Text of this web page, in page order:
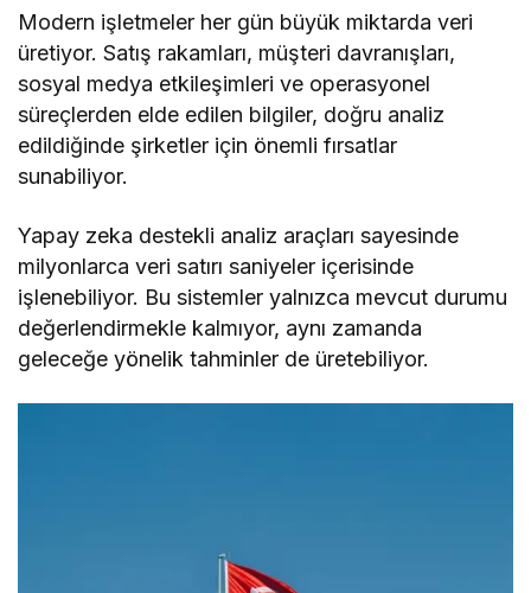
Modern işletmeler her gün büyük miktarda veri
üretiyor. Satış rakamları, müşteri davranışları,
sosyal medya etkileşimleri ve operasyonel
süreçlerden elde edilen bilgiler, doğru analiz
edildiğinde şirketler için önemli fırsatlar
sunabiliyor.
Yapay zeka destekli analiz araçları sayesinde
milyonlarca veri satırı saniyeler içerisinde
işlenebiliyor. Bu sistemler yalnızca mevcut durumu
değerlendirmekle kalmıyor, aynı zamanda
geleceğe yönelik tahminler de üretebiliyor.